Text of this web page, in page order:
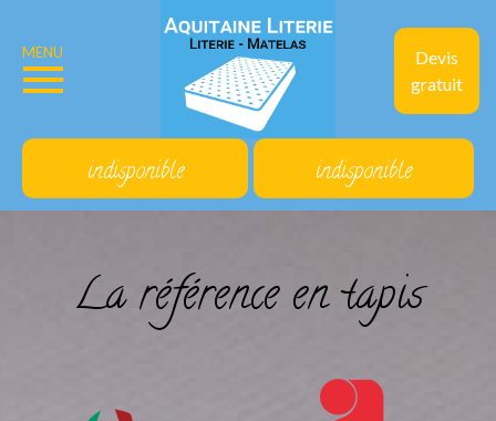
Devis
gratuit
MENU
indisponible indisponible
La référence en tapis